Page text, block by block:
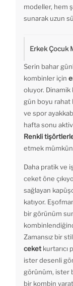
modeller, hem
sunarak uzun
Erkek Çocuk
Serin bahar
kombinler için
oluyor. Dinamik
gün boyu rahat
ve spor
hafta sonu
Renkli
etmek
Daha pratik ve
ceket öne
sağlayan
katıyor.
bir görünüm
Zamansız bir
ceket kurtarıcı
ister desenli
görünüm, ister
bir kombin